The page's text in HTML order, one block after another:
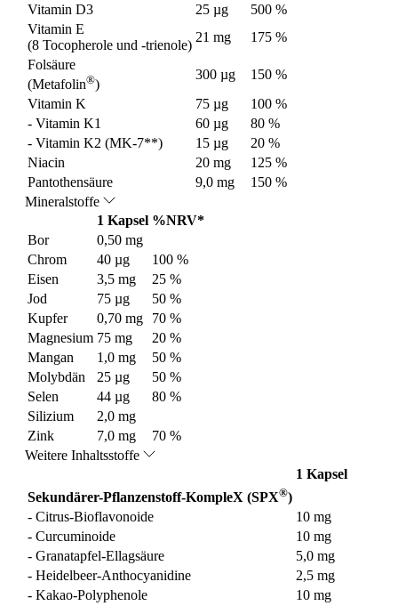
Vitamin D3
25 µg
500 %
Vitamin E
(8 Tocopherole und -trienole)
21 mg
175 %
Folsäure
(Metafolin®)
300 µg
150 %
Vitamin K
75 µg
100 %
- Vitamin K1
60 µg
80 %
- Vitamin K2 (MK-7**)
15 µg
20 %
Niacin
20 mg
125 %
Pantothensäure
9,0 mg
150 %
Mineralstoffe
1 Kapsel %NRV*
Bor
0,50 mg
Chrom
40 µg
100 %
Eisen
3,5 mg
25 %
Jod
75 µg
50 %
Kupfer
0,70 mg
70 %
Magnesium 75 mg
20 %
Mangan
1,0 mg
50 %
Molybdän
25 µg
50 %
Selen
44 µg
80 %
Silizium
2,0 mg
Zink
7,0 mg
70 %
Weitere Inhaltsstoffe
1 Kapsel
Sekundärer-Pflanzenstoff-KompleX (SPX®)
- Citrus-Bioflavonoide
10 mg
- Curcuminoide
10 mg
- Granatapfel-Ellagsäure
5,0 mg
- Heidelbeer-Anthocyanidine
2,5 mg
- Kakao-Polyphenole
10 mg